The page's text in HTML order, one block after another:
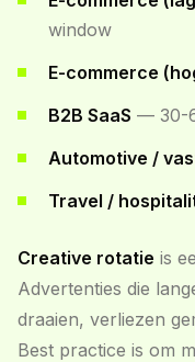
window
E-commerce
B2B SaaS — 30-
Automotive /
Travel /
Creative rotatie is
Advertenties die
draaien, verliezen
Best practice is om